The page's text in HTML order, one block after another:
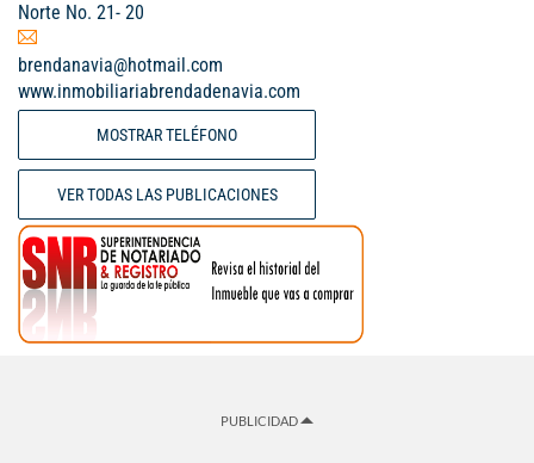
Norte No. 21- 20
brendanavia@hotmail.com
www.inmobiliariabrendadenavia.com
MOSTRAR TELÉFONO
VER TODAS LAS PUBLICACIONES
PUBLICIDAD